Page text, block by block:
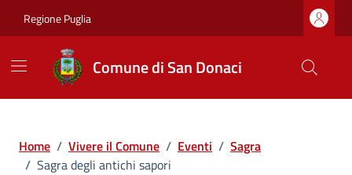
Regione Puglia
Comune di San Donaci
Home / Vivere il Comune / Eventi / Sagra
/ Sagra degli antichi sapori